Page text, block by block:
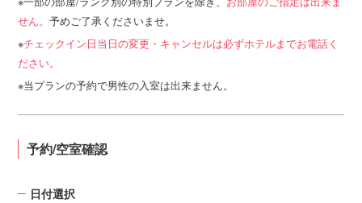
せん。予めご了承くださいませ。
チェックイン日当日の変更・キャンセルは必ずホテルまでお電話く
ださい。
当プランの予約で男性の入室は出来ません。
予約/空室確認
日付選択